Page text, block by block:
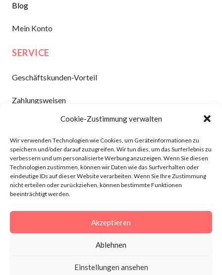
Cookie-Zustimmung verwalten
Wir verwenden Technologien wie Cookies, um Geräteinformationen zu
speichern und/oder darauf zuzugreifen. Wir tun dies, um das Surferlebnis zu
verbessern und um personalisierte Werbung anzuzeigen. Wenn Sie diesen
Technologien zustimmen, können wir Daten wie das Surfverhalten oder
eindeutige IDs auf dieser Website verarbeiten. Wenn Sie Ihre Zustimmung
nicht erteilen oder zurückziehen, können bestimmte Funktionen
beeinträchtigt werden.
Akzeptieren
Ablehnen
Einstellungen ansehen
Blog
Mein Konto
SERVICE
Geschäftskunden-Vorteil
Zahlungsweisen
Versand und Lieferung
Kontakt
INFORMATION
AGBs